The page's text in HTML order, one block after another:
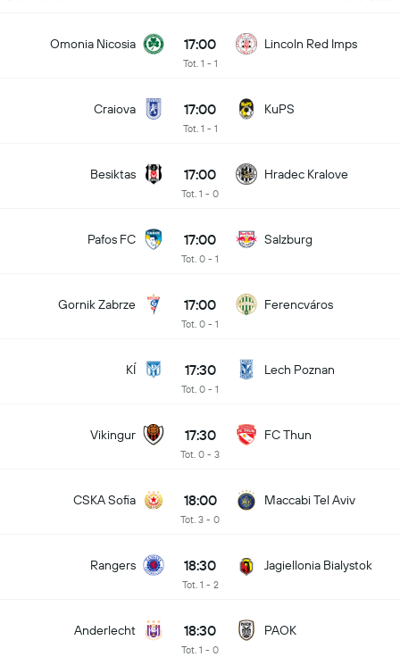
Omonia Nicosia 17:00
Tot. 1 - 1
Lincoln Red Imps
Craiova 17:00
Tot. 1 - 1
KuPS
Besiktas 17:00
Tot. 1 - 0
Hradec Kralove
Pafos FC 17:00
Tot. 0 - 1
Salzburg
Gornik Zabrze 17:00
Tot. 0 - 1
Ferencváros
KÍ 17:30
Tot. 0 - 1
Lech Poznan
Vikingur 17:30
Tot. 0 - 3
FC Thun
CSKA Sofia 18:00
Tot. 3 - 0
Maccabi Tel Aviv
Rangers 18:30
Tot. 1 - 2
Jagiellonia Bialystok
Anderlecht 18:30
Tot. 1 - 0
PAOK